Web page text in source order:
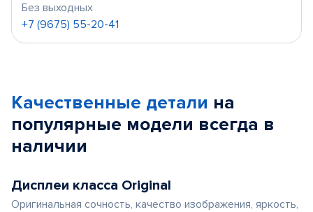
Без выходных
+7 (9675) 55-20-41
Качественные детали на
популярные модели всегда в
наличии
Дисплеи класса Original
Оригинальная сочность, качество изображения, яркость,